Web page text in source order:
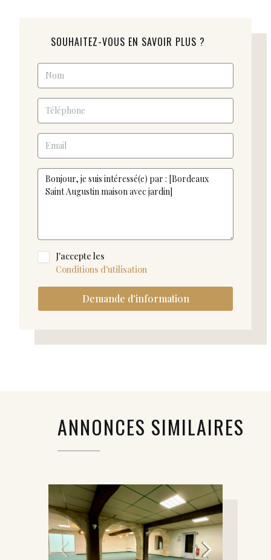
SOUHAITEZ-VOUS EN SAVOIR PLUS ?
J'accepte les
Conditions d'utilisation
Demande d'information
ANNONCES SIMILAIRES